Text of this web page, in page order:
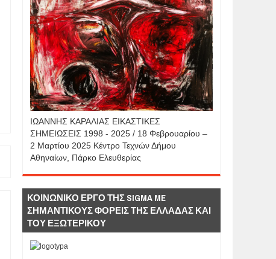
IΩΑΝΝΗΣ KAΡΑΛΙΑΣ ΕΙΚΑΣΤΙΚΕΣ
ΣΗΜΕΙΩΣΕΙΣ 1998 - 2025 / 18 Φεβρουαρίου –
2 Μαρτίου 2025 Κέντρο Τεχνών Δήμου
Αθηναίων, Πάρκο Ελευθερίας
ΚΟΙΝΩΝΙΚΟ ΕΡΓΟ ΤΗΣ SIGMA ME
ΣΗΜΑΝΤΙΚΟΥΣ ΦΟΡΕΙΣ ΤΗΣ ΕΛΛΑΔΑΣ ΚΑΙ
ΤΟΥ ΕΞΩΤΕΡΙΚΟΥ